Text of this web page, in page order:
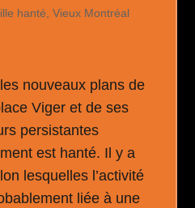
hanté,Vieux Montréal
nouveaux plans de
Viger et de ses
persistantes
est hanté. Il y a
lesquelles l’activité
liée à une